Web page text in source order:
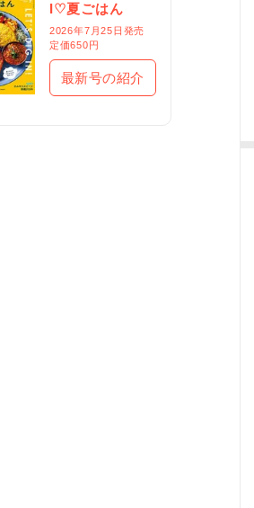
I♡夏ごはん
2026年7月25日発売
定価650円
最新号の紹介